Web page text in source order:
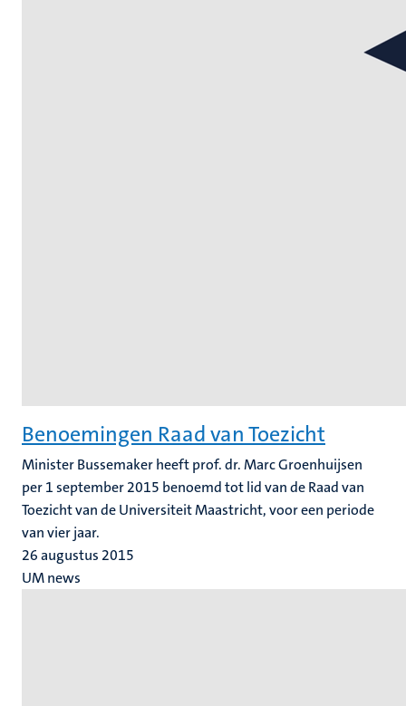
Benoemingen Raad van Toezicht
Minister Bussemaker heeft prof. dr. Marc Groenhuijsen
per 1 september 2015 benoemd tot lid van de Raad van
Toezicht van de Universiteit Maastricht, voor een periode
van vier jaar.
26 augustus 2015
UM news